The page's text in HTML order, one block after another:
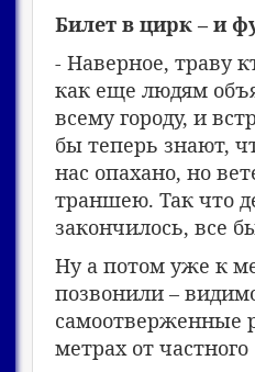
Билет в цирк – и
- Наверное, траву
как еще людям
всему городу, и
бы теперь знают,
нас опахано, но
траншею. Так что
закончилось, все
Ну а потом уже к
позвонили –
самоотверженные
метрах от